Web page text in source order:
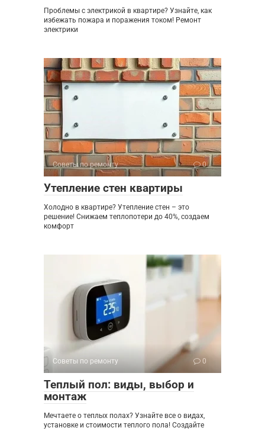
Проблемы с электрикой в квартире? Узнайте, как
избежать пожара и поражения током! Ремонт
электрики
Советы по ремонту 0
Утепление стен квартиры
Холодно в квартире? Утепление стен – это
решение! Снижаем теплопотери до 40%, создаем
комфорт
Советы по ремонту 0
Теплый пол: виды, выбор и
монтаж
Мечтаете о теплых полах? Узнайте все о видах,
установке и стоимости теплого пола! Создайте